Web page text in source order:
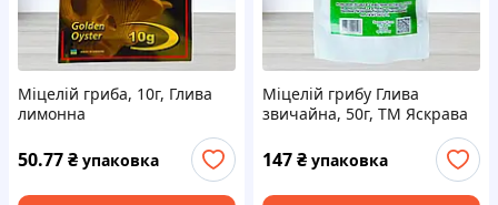
Міцелій гриба, 10г, Глива
лимонна
50.77₴ упаковка
Міцелій грибу Глива
звичайна, 50г, ТМ Яскрава
147₴ упаковка